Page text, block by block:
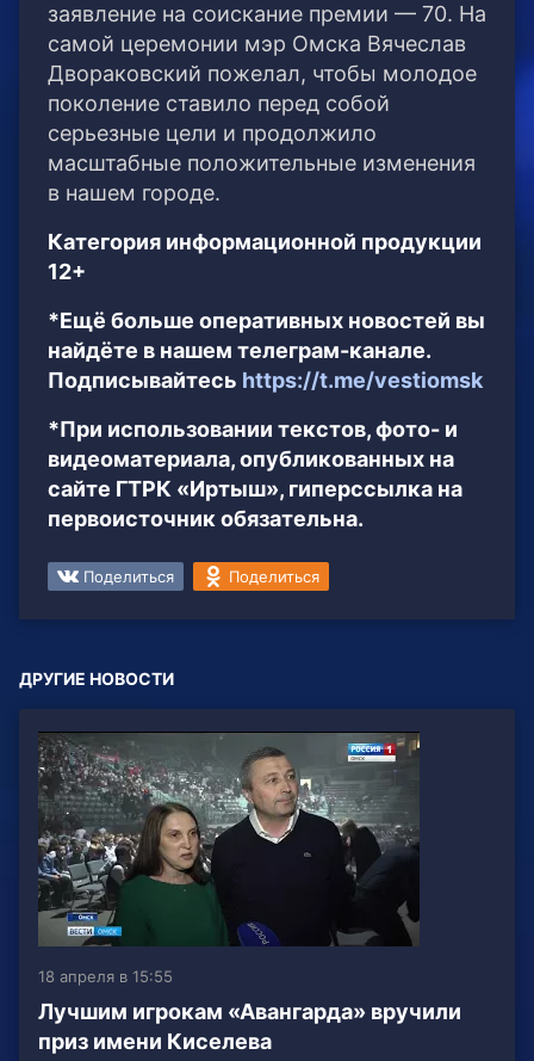
заявление на соискание премии — 70. На
самой церемонии мэр Омска Вячеслав
Двораковский пожелал, чтобы молодое
поколение ставило перед собой
серьезные цели и продолжило
масштабные положительные изменения
в нашем городе.
Категория информационной продукции
12+
*Ещё больше оперативных новостей вы
найдёте в нашем телеграм-канале.
Подписывайтесь https://t.me/vestiomsk
*При использовании текстов, фото- и
видеоматериала, опубликованных на
сайте ГТРК «Иртыш», гиперссылка на
первоисточник обязательна.
Поделиться Поделиться
ДРУГИЕ НОВОСТИ
18 апреля в 15:55
Лучшим игрокам «Авангарда» вручили
приз имени Киселева